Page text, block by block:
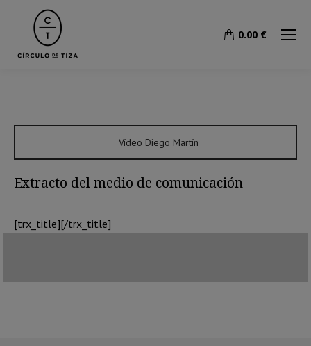
0.00 €
Vídeo Diego Martín
Extracto del medio de comunicación
[trx_title][/trx_title]